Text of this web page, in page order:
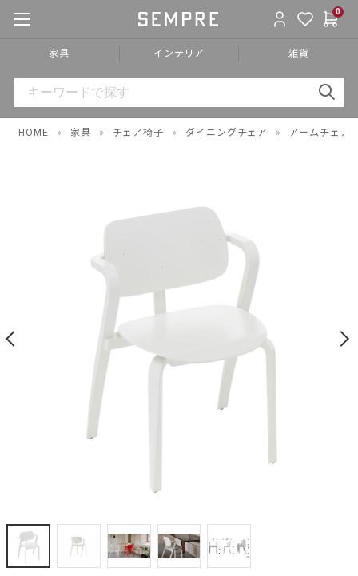
0
家具 インテリア 雑貨
HOME » 家具 » チェア椅子 » ダイニングチェア » アームチェア